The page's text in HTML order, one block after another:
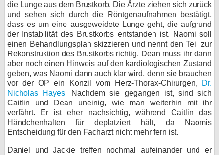
die Lunge aus dem Brustkorb. Die Ärzte ziehen sich zurück
und sehen sich durch die Röntgenaufnahmen bestätigt,
dass es um eine ausgeweidete Lunge geht, die aufgrund
der Instabilität des Brustkorbs entstanden ist. Naomi soll
einen Behandlungsplan skizzieren und nennt den Teil zur
Rekonstruktion des Brustkorbs richtig. Dean muss ihr dann
aber noch einen Hinweis auf den kardiologischen Zustand
geben, was Naomi dann auch klar wird, denn sie brauchen
vor der OP ein Konzil vom Herz-Thorax-Chirurgen,
Dr.
Nicholas Hayes. Nachdem sie gegangen ist, sind sich
Caitlin und Dean uneinig, wie man weiterhin mit ihr
verfährt. Er ist eher nachsichtig, während Caitlin das
Händchenhalten für deplatziert hält, da Naomis
Entscheidung für den Facharzt nicht mehr fern ist.
Daniel und Jackie treffen nochmal aufeinander und er